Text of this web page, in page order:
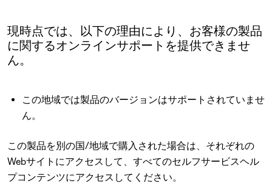
現時点では、以下の理由により、お客様の製品
に関するオンラインサポートを提供できませ
ん。
この地域では製品のバージョンはサポートされていませ
ん。
この製品を別の国/地域で購入された場合は、それぞれの
Webサイトにアクセスして、すべてのセルフサービスヘル
プコンテンツにアクセスしてください。